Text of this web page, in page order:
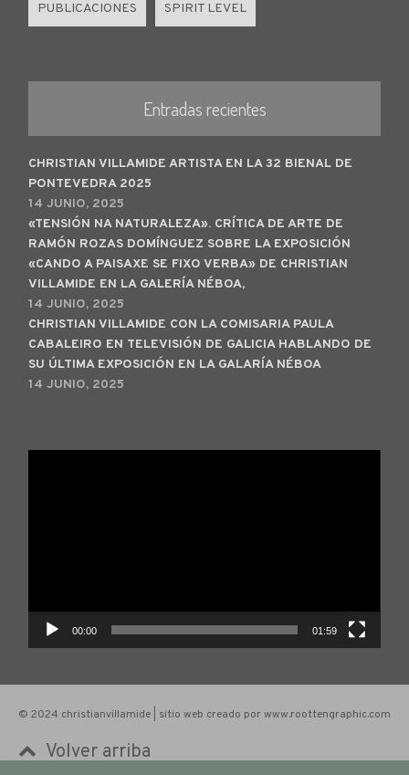
PUBLICACIONES SPIRIT LEVEL
Entradas recientes
CHRISTIAN VILLAMIDE ARTISTA EN LA 32 BIENAL DE
PONTEVEDRA 2025
14 JUNIO, 2025
«TENSIÓN NA NATURALEZA». CRÍTICA DE ARTE DE
RAMÓN ROZAS DOMÍNGUEZ SOBRE LA EXPOSICIÓN
«CANDO A PAISAXE SE FIXO VERBA» DE CHRISTIAN
VILLAMIDE EN LA GALERÍA NÉBOA,
14 JUNIO, 2025
CHRISTIAN VILLAMIDE CON LA COMISARIA PAULA
CABALEIRO EN TELEVISIÓN DE GALICIA HABLANDO DE
SU ÚLTIMA EXPOSICIÓN EN LA GALARÍA NÉBOA
14 JUNIO, 2025
00:00 01:59
© 2024 christianvillamide | sitio web creado por www.roottengraphic.com
Volver arriba